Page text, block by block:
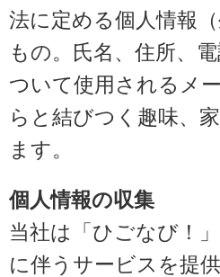
法に定める個人情報
もの。氏名、住所、
ついて使用されるメ
らと結びつく趣味、
ます。
個人情報の収集
当社は「ひごなび！
に伴うサービスを提